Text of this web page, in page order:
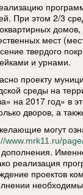
При этом 2/3
мест
твердого
и урнами.
проекту
среды на
на 2017 год» в
дворов, а
могут
www.mrk11.ru/
дополнения.
реализация
проектов